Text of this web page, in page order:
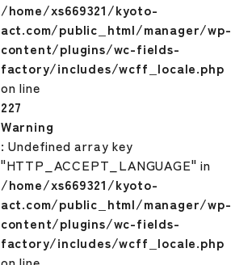
/home/xs669321/kyoto-
act.com/public_html/manager/wp-
content/plugins/wc-fields-
factory/includes/wcff_locale.php
on line
227
Warning
: Undefined array key
"HTTP_ACCEPT_LANGUAGE" in
/home/xs669321/kyoto-
act.com/public_html/manager/wp-
content/plugins/wc-fields-
factory/includes/wcff_locale.php